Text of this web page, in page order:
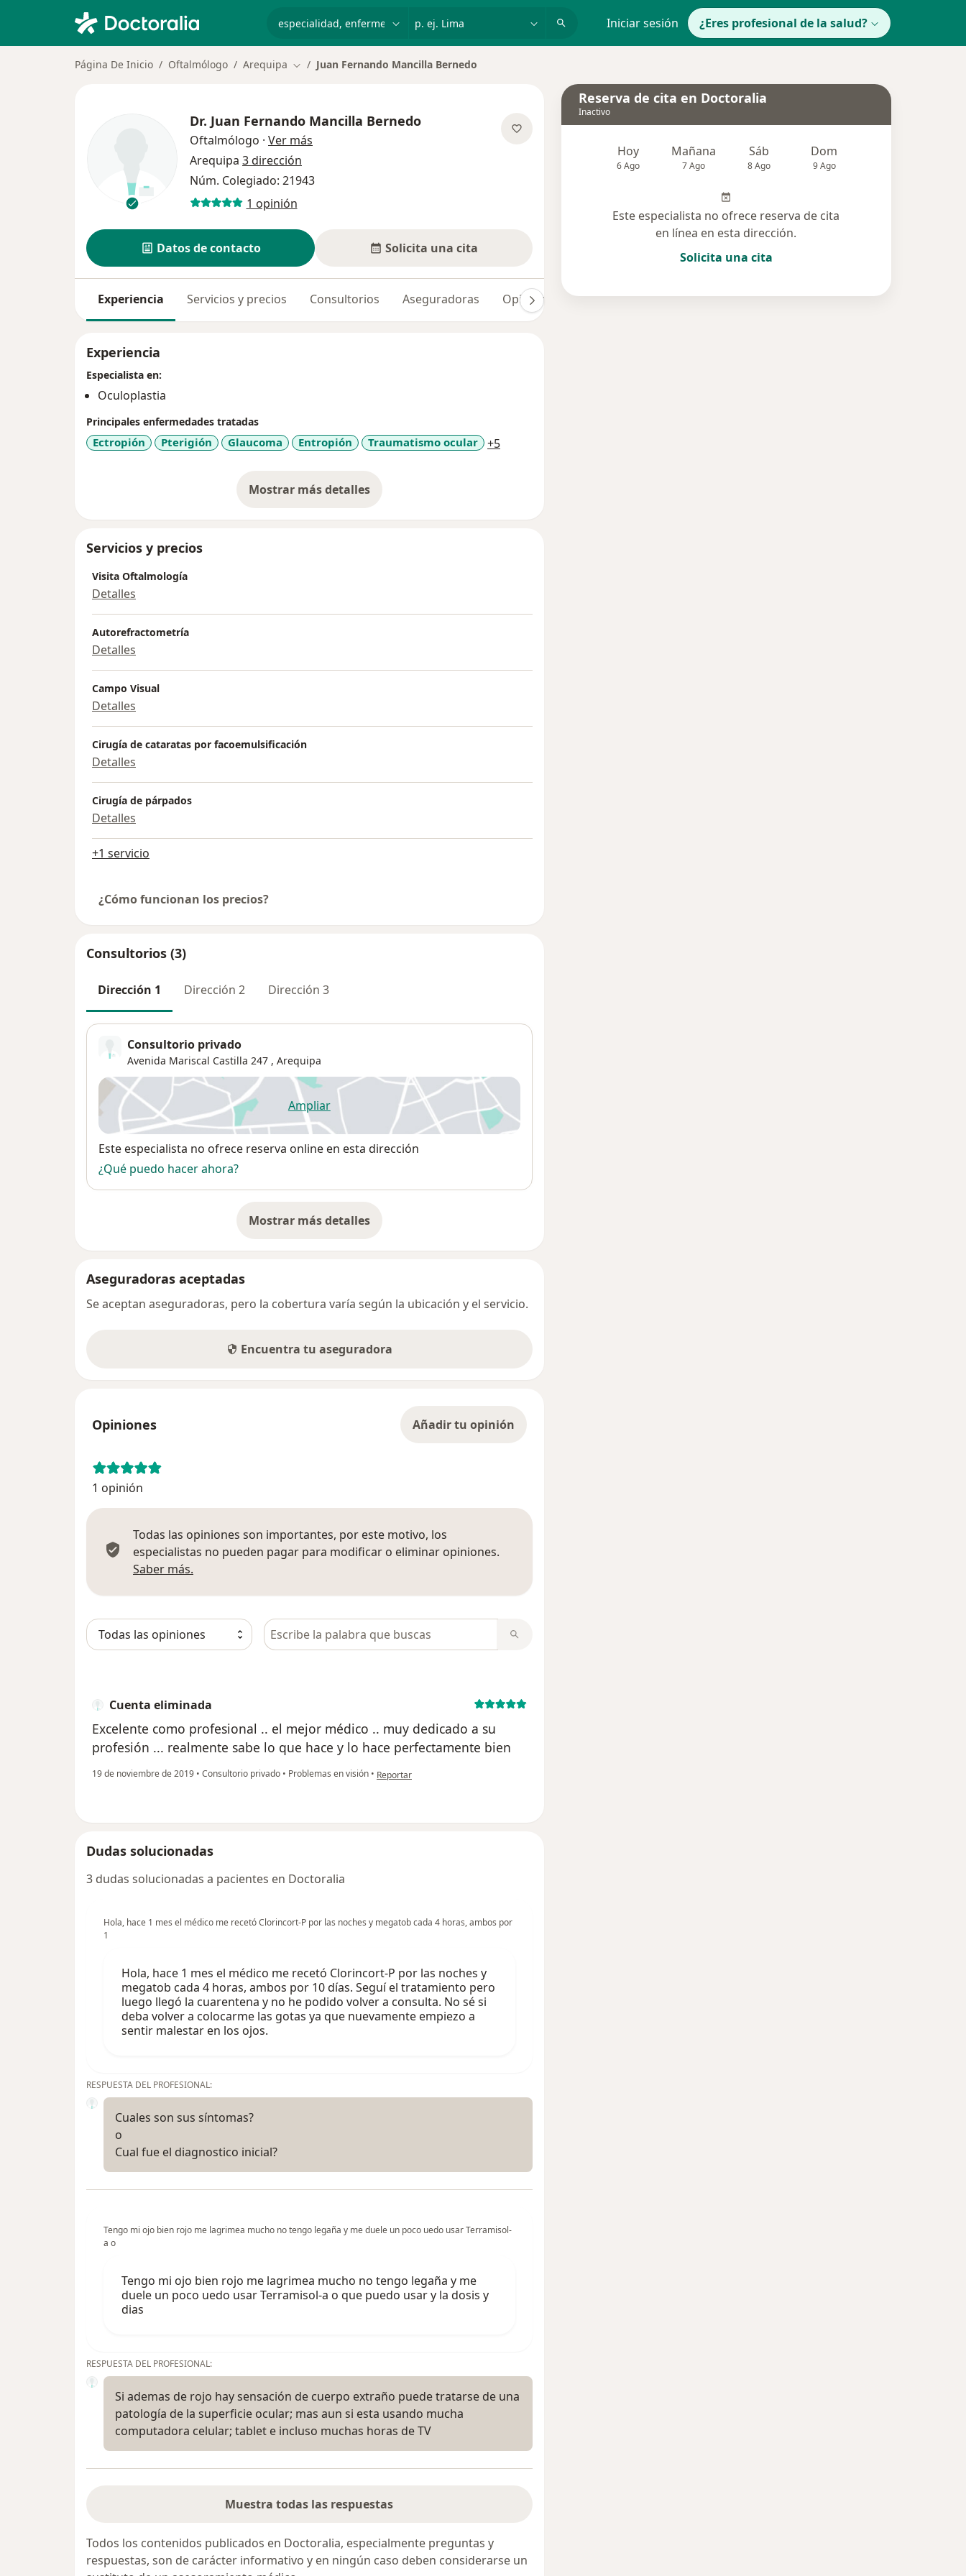
Iniciar sesión ¿Eres profesional de la salud?
Página De Inicio Oftalmólogo Arequipa Cambiar de ciudad
Juan Fernando Mancilla Bernedo
Dr. Juan Fernando Mancilla Bernedo
Oftalmólogo · Ver más
Arequipa 3 dirección
Núm. Colegiado: 21943
1 opinión
Datos de contacto Solicita una cita
Experiencia Servicios y precios Consultorios Aseguradoras Opiniones (1) Dudas solucionadas (3)
Experiencia
Especialista en:
Oculoplastia
Principales enfermedades tratadas
Ectropión Pterigión Glaucoma Entropión Traumatismo ocular +5a11y_sr_more_diseases
Mostrar más detalles
sobre la experiencia
Servicios y precios
Visita Oftalmología
Detalles
Autorefractometría
Detalles
Campo Visual
Detalles
Cirugía de cataratas por facoemulsificación
Detalles
Cirugía de párpados
Detalles
+1 servicio
¿Cómo funcionan los precios?
Consultorios (3)
Dirección 1 Dirección 2 Dirección 3
Consultorio privado
Avenida Mariscal Castilla 247 , Arequipa
Ampliarse abre en una nueva pestaña
Disponibilidad
Este especialista no ofrece reserva online en esta dirección
¿Qué puedo hacer ahora?
Mostrar más detalles
sobre la dirección
Aseguradoras aceptadas
Se aceptan aseguradoras, pero la cobertura varía según la ubicación y el servicio.
Encuentra tu aseguradora
Opiniones Añadir tu opinión
1 opinión
Todas las opiniones son importantes, por este motivo, los
especialistas no pueden pagar para modificar o eliminar opiniones.
Saber más.
Busca en opiniones
Cuenta eliminada
Excelente como profesional .. el mejor médico .. muy dedicado a su
profesión ... realmente sabe lo que hace y lo hace perfectamente bien
19 de noviembre de 2019 • Consultorio privado • Problemas en visión • en opinión del usuario Cuenta eliminada
Reportar
Dudas solucionadas
3 dudas solucionadas a pacientes en Doctoralia
Hola, hace 1 mes el médico me recetó Clorincort-P por las noches y megatob cada 4 horas, ambos por
1
Hola, hace 1 mes el médico me recetó Clorincort-P por las noches y
megatob cada 4 horas, ambos por 10 días. Seguí el tratamiento pero
luego llegó la cuarentena y no he podido volver a consulta. No sé si
deba volver a colocarme las gotas ya que nuevamente empiezo a
sentir malestar en los ojos.
RESPUESTA DEL PROFESIONAL:
Cuales son sus síntomas?
o
Cual fue el diagnostico inicial?
Tengo mi ojo bien rojo me lagrimea mucho no tengo legaña y me duele un poco uedo usar Terramisol-
a o
Tengo mi ojo bien rojo me lagrimea mucho no tengo legaña y me
duele un poco uedo usar Terramisol-a o que puedo usar y la dosis y
dias
RESPUESTA DEL PROFESIONAL:
Si ademas de rojo hay sensación de cuerpo extraño puede tratarse de una
patología de la superficie ocular; mas aun si esta usando mucha
computadora celular; tablet e incluso muchas horas de TV
Muestra todas las respuestas
Todos los contenidos publicados en Doctoralia, especialmente preguntas y
respuestas, son de carácter informativo y en ningún caso deben considerarse un
Reserva de cita en Doctoralia
Inactivo
Hoy
6 Ago
Mañana
7 Ago
Sáb
8 Ago
Dom
9 Ago
Este especialista no ofrece reserva de cita
en línea en esta dirección.
Solicita una cita